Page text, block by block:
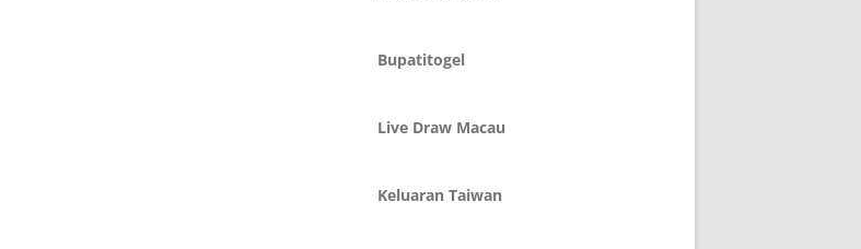
Bupatitogel
Live Draw Macau
Keluaran Taiwan